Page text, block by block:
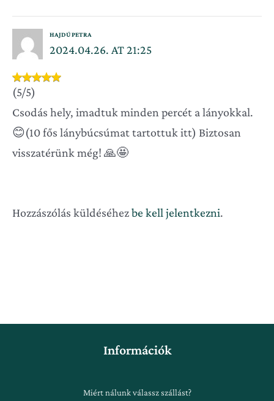
HAJDÚ PETRA
2024.04.26. AT 21:25
(5/5)
Csodás hely, imadtuk minden percét a lányokkal.
😊(10 fős lánybúcsúmat tartottuk itt) Biztosan
visszatérünk még! 🙏🤩
Hozzászólás küldéséhezbe kell jelentkezni.
Információk
Miért nálunk válassz szállást?